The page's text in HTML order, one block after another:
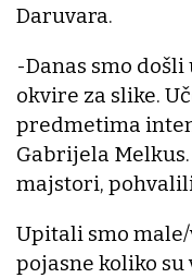
Daruvara.
-Danas smo
okvire za slike.
predmetima
Gabrijela
majstori,
Upitali smo
pojasne koliko